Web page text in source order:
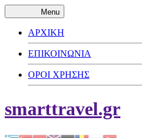
Menu
ΑΡΧΙΚΗ
ΕΠΙΚΟΙΝΩΝΙΑ
ΟΡΟΙ ΧΡΗΣΗΣ
smarttravel.gr